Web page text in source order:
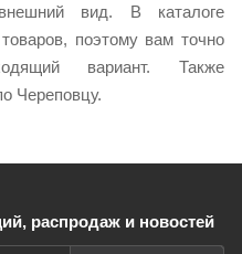
вид. В каталоге
поэтому вам точно
вариант. Также
Череповцу.
распродаж и новостей